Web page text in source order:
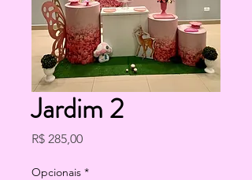
Jardim 2
R$ 285,00Preço
Opcionais *